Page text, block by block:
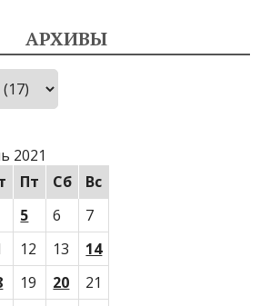
АРХИВЫ
2021
Пт Сб
Вс
5 6
7
12 13
14
19 20
21